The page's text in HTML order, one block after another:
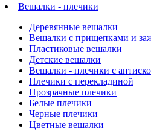
Вешалки - плечики
Деревянные вешалки
Вешалки с прищепками и
Пластиковые вешалки
Детские вешалки
Вешалки - плечики с
Плечики с перекладиной
Прозрачные плечики
Белые плечики
Черные плечики
Цветные вешалки